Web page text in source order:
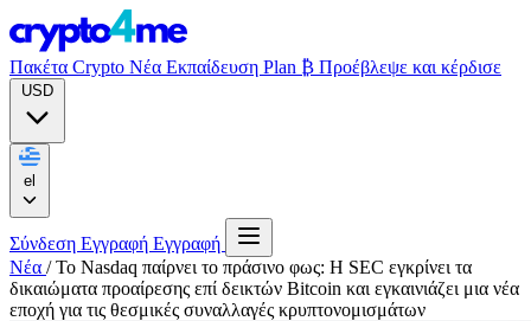
Πακέτα Crypto Νέα Εκπαίδευση Plan ₿ Προέβλεψε και κέρδισε
Σύνδεση Εγγραφή Εγγραφή
Νέα / Το Nasdaq παίρνει το πράσινο φως: Η SEC εγκρίνει τα
δικαιώματα προαίρεσης επί δεικτών Bitcoin και εγκαινιάζει μια νέα
εποχή για τις θεσμικές συναλλαγές κρυπτονομισμάτων